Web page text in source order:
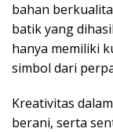
bahan
batik yang
hanya memiliki
simbol dari
Kreativitas
berani, serta